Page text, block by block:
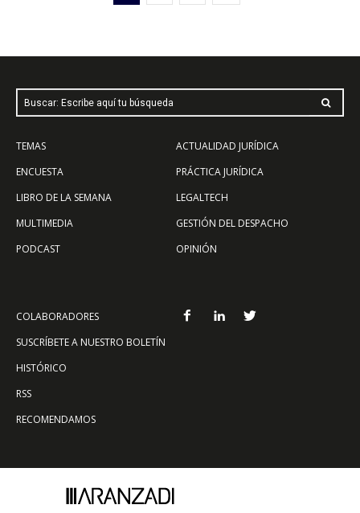
Buscar: Escribe aquí tu búsqueda
TEMAS
ENCUESTA
LIBRO DE LA SEMANA
MULTIMEDIA
PODCAST
ACTUALIDAD JURÍDICA
PRÁCTICA JURÍDICA
LEGALTECH
GESTIÓN DEL DESPACHO
OPINIÓN
COLABORADORES
SUSCRÍBETE A NUESTRO BOLETÍN
HISTÓRICO
RSS
RECOMENDAMOS